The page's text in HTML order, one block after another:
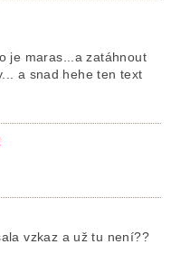
je maras...a zatáhnout
a snad hehe ten text
vzkaz a už tu není??